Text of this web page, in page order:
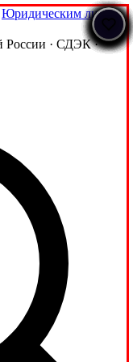
Юридическим лицам
России · СДЭК ·